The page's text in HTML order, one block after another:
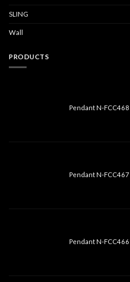
SLING
Wall
PRODUCTS
Pendant N-FCC468
Pendant N-FCC467
Pendant N-FCC466